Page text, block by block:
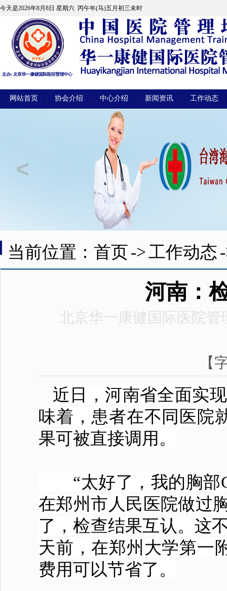
今天是2026年8月8日 星期六 丙午年(马)五月初三未时
网站首页 协会介绍 中心介绍 新闻资讯 工作动态
当前位置：首页->工作动态
河南：
北京华一康健国际医院管
【
近日，河南省全面实
味着，患者在不同 医院
果可被直接调用。
“太好了，我的胸部
在郑州市人民医院做过
了，检查结果互认。这
天前，在郑州大学第一
费用可以节省了。